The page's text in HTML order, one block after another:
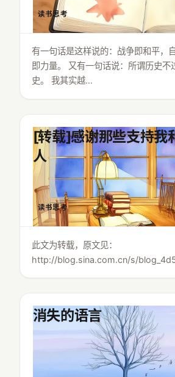
读书思考
有一句话是这样说的：战争即和平，
即力量。 又有一句话说：所谓历史不
史。 我其实越…
[转载]感谢那些支持我
人
读书思考
此文为转载，原文见：
http://blog.sina.com.cn/s/
消失的语言